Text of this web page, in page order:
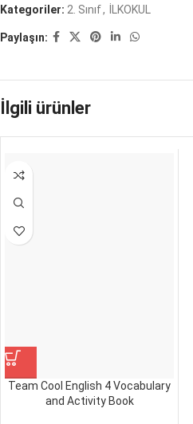
Kategoriler: 2. Sınıf, İLKOKUL
Paylaşın:
İlgili ürünler
Team Cool English 4 Vocabulary
and Activity Book